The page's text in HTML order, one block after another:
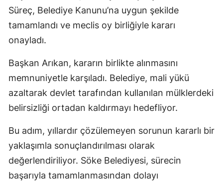
Süreç, Belediye Kanunu’na uygun şekilde
tamamlandı ve meclis oy birliğiyle kararı
onayladı.
Başkan Arıkan, kararın birlikte alınmasını
memnuniyetle karşıladı. Belediye, mali yükü
azaltarak devlet tarafından kullanılan mülklerdeki
belirsizliği ortadan kaldırmayı hedefliyor.
Bu adım, yıllardır çözülemeyen sorunun kararlı bir
yaklaşımla sonuçlandırılması olarak
değerlendiriliyor. Söke Belediyesi, sürecin
başarıyla tamamlanmasından dolayı